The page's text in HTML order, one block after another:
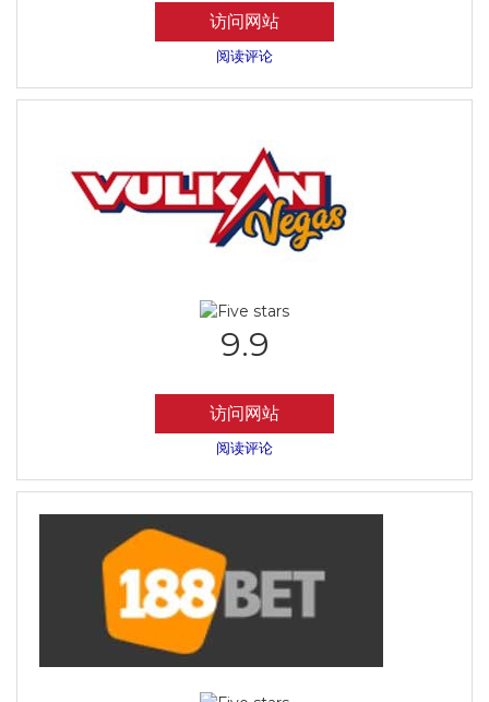
访问网站
阅读评论
9.9
访问网站
阅读评论